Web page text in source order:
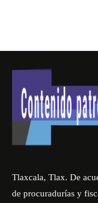
Tlaxcala, Tlax. De
de procuradurías y